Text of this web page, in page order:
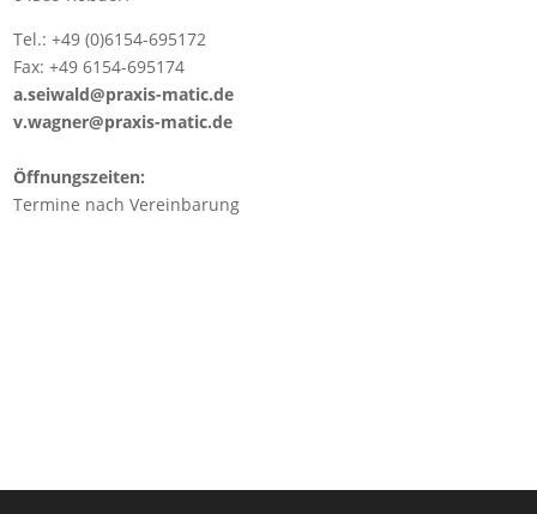
Tel.: +49 (0)6154-695172
Fax: +49 6154-695174
a.seiwald@praxis-matic.de
v.wagner@praxis-matic.de
Öffnungszeiten:
Termine nach Vereinbarung